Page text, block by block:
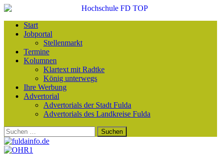
Start
Jobportal
Stellenmarkt
Termine
Kolumnen
Klartext mit Radtke
König unterwegs
Ihre Werbung
Advertorial
Advertorials der Stadt Fulda
Advertorials des Landkreise Fulda
Suchen
nach: